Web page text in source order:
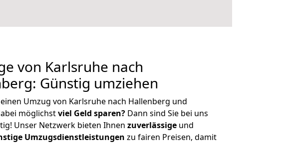
von Karlsruhe nach
Günstig umziehen
Umzug von Karlsruhe nach Hallenberg und
möglichstviel Geld sparen? Dann sind Sie bei uns
Unser Netzwerk bieten Ihnen zuverlässige und
Umzugsdienstleistungen zu fairen Preisen, damit